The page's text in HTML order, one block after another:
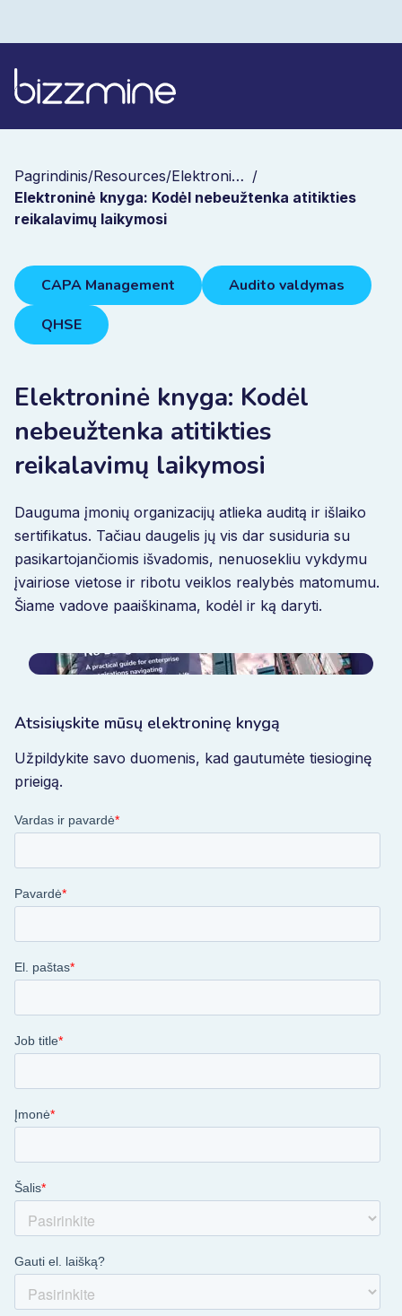
Pagrindinis/Resources/ Elektroninės knygos /
Elektroninė knyga: Kodėl nebeužtenka atitikties
reikalavimų laikymosi
CAPA Management
Audito valdymas
QHSE
Elektroninė knyga: Kodėl
nebeužtenka atitikties
reikalavimų laikymosi
Dauguma įmonių organizacijų atlieka auditą ir išlaiko
sertifikatus. Tačiau daugelis jų vis dar susiduria su
pasikartojančiomis išvadomis, nenuosekliu vykdymu
įvairiose vietose ir ribotu veiklos realybės matomumu.
Šiame vadove paaiškinama, kodėl ir ką daryti.
Atsisiųskite mūsų elektroninę knygą
Užpildykite savo duomenis, kad gautumėte tiesioginę
prieigą.